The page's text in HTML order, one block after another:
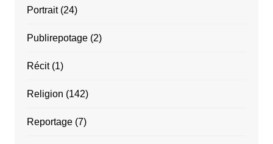
Portrait(24)
Publirepotage(2)
Récit(1)
Religion (142)
Reportage(7)